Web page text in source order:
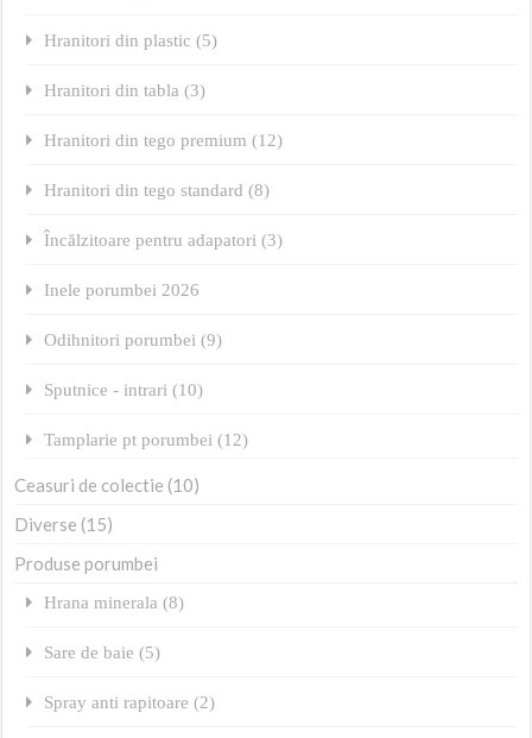
Hranitori din plastic (5)
Hranitori din tabla (3)
Hranitori din tego premium (12)
Hranitori din tego standard (8)
Încălzitoare pentru adapatori (3)
Inele porumbei 2026
Odihnitori porumbei (9)
Sputnice - intrari (10)
Tamplarie pt porumbei (12)
Ceasuri de colectie (10)
Diverse (15)
Produse porumbei
Hrana minerala (8)
Sare de baie (5)
Spray anti rapitoare (2)